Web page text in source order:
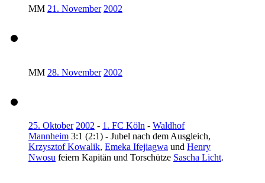
MM 21. November 2002
MM 28. November 2002
25. Oktober 2002 - 1. FC Köln - Waldhof
Mannheim 3:1 (2:1) - Jubel nach dem Ausgleich,
Krzysztof Kowalik, Emeka Ifejiagwa und Henry
Nwosu feiern Kapitän und Torschütze Sascha Licht.